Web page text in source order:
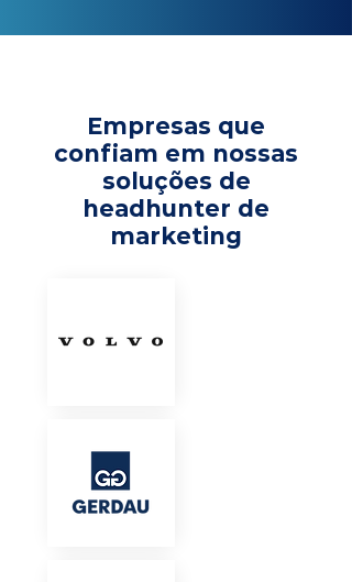
Empresas que
confiam em nossas
soluções de
headhunter de
marketing